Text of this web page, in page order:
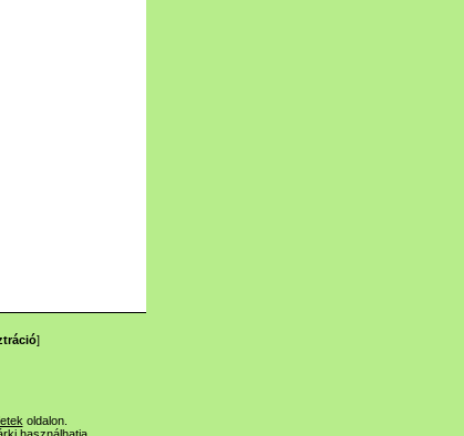
]
oldalon.